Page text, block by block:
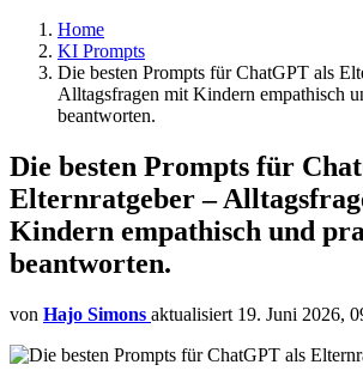
Home
KI Prompts
Die besten Prompts für ChatGPT als
Alltagsfragen mit Kindern empathisch
beantworten.
Die besten Prompts für
Elternratgeber –
Kindern empathisch und
beantworten.
von Hajo Simons aktualisiert 19. Juni 2026,